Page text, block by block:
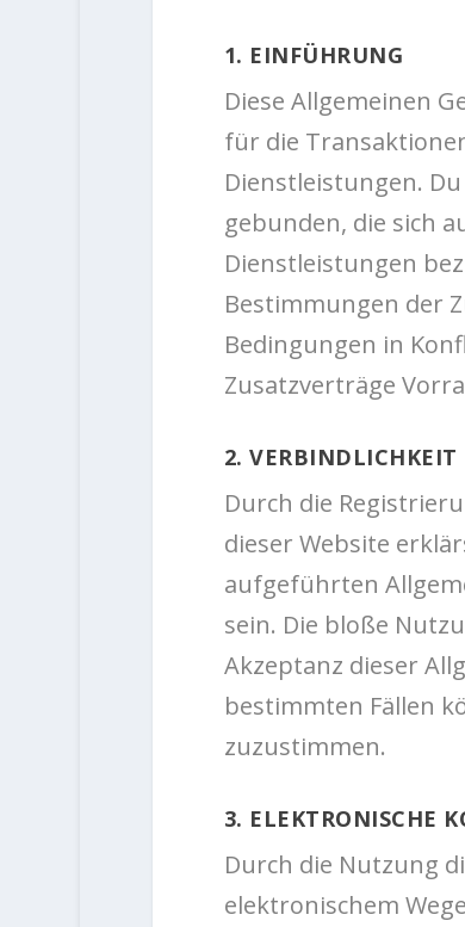
1. EINFÜHRUNG
Diese Allgemeinen
für die
Dienstleistungen.
gebunden, die sich
Dienstleistungen
Bestimmungen der
Bedingungen in
Zusatzverträge
2. VERBINDLICHKEIT
Durch die
dieser Website
aufgeführten
sein. Die bloße
Akzeptanz dieser
bestimmten Fällen
zuzustimmen.
3. ELEKTRONISCHE
Durch die Nutzung
elektronischem